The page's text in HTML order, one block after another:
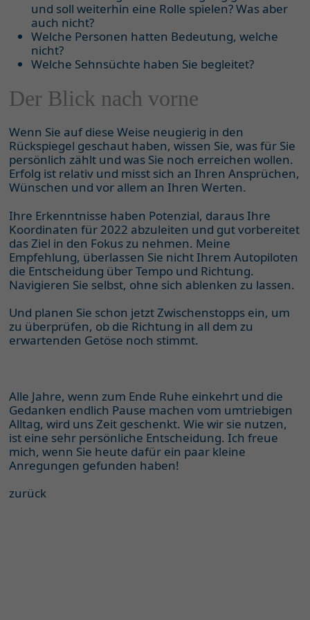
und soll weiterhin eine Rolle spielen? Was aber
auch nicht?
Welche Personen hatten Bedeutung, welche
nicht?
Welche Sehnsüchte haben Sie begleitet?
Der Blick nach vorne
Wenn Sie auf diese Weise neugierig in den
Rückspiegel geschaut haben, wissen Sie, was für Sie
persönlich zählt und was Sie noch erreichen wollen.
Erfolg ist relativ und misst sich an Ihren Ansprüchen,
Wünschen und vor allem an Ihren Werten.
Ihre Erkenntnisse haben Potenzial, daraus Ihre
Koordinaten für 2022 abzuleiten und gut vorbereitet
das Ziel in den Fokus zu nehmen. Meine
Empfehlung, überlassen Sie nicht Ihrem Autopiloten
die Entscheidung über Tempo und Richtung.
Navigieren Sie selbst, ohne sich ablenken zu lassen.
Und planen Sie schon jetzt Zwischenstopps ein, um
zu überprüfen, ob die Richtung in all dem zu
erwartenden Getöse noch stimmt.
Alle Jahre, wenn zum Ende Ruhe einkehrt und die
Gedanken endlich Pause machen vom umtriebigen
Alltag, wird uns Zeit geschenkt. Wie wir sie nutzen,
ist eine sehr persönliche Entscheidung. Ich freue
mich, wenn Sie heute dafür ein paar kleine
Anregungen gefunden haben!
zurück